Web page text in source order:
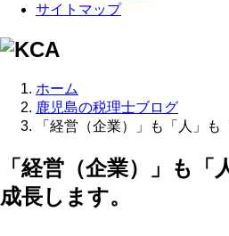
サイトマップ
ホーム
鹿児島の税理士ブログ
「経営（企業）」も「人」も
「経営（企業）」も「
成長します。